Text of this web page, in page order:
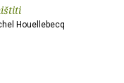
Houellebecq